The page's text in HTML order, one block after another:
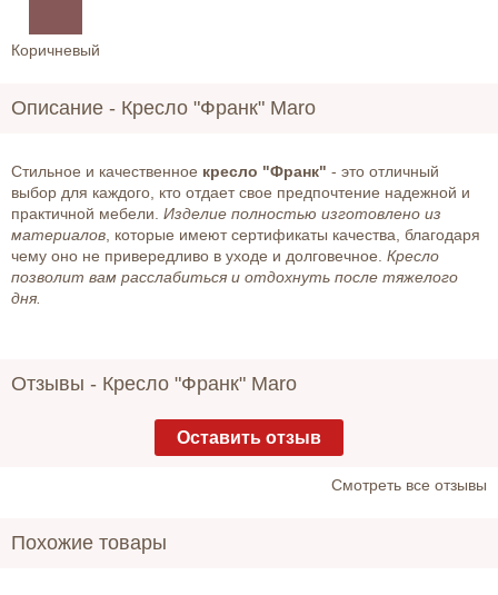
Коричневый
Описание - Кресло "Франк" Maro
Стильное и качественное кресло "Франк" - это отличный
выбор для каждого, кто отдает свое предпочтение надежной и
практичной мебели. Изделие полностью изготовлено из
материалов , которые имеют сертификаты качества, благодаря
чему оно не привередливо в уходе и долговечное. Кресло
позволит вам расслабиться и отдохнуть после тяжелого
дня.
Отзывы - Кресло "Франк" Maro
Оставить отзыв
Cмотреть все отзывы
Похожие товары